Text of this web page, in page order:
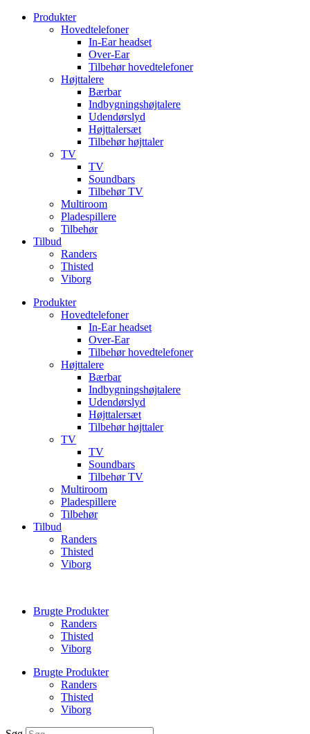
VidereProdukter
Hovedtelefoner
In-Ear headset
Over-Ear
Tilbehør hovedtelefoner
Højttalere
Bærbar
Indbygningshøjtalere
Udendørslyd
Højttalersæt
Tilbehør højttaler
TV
TV
Soundbars
Tilbehør TV
Multiroom
Pladespillere
Tilbehør
Tilbud
Randers
Thisted
Viborg
Produkter
Hovedtelefoner
In-Ear headset
Over-Ear
Tilbehør hovedtelefoner
Højttalere
Bærbar
Indbygningshøjtalere
Udendørslyd
Højttalersæt
Tilbehør højttaler
TV
TV
Soundbars
Tilbehør TV
Multiroom
Pladespillere
Tilbehør
Tilbud
Randers
Thisted
Viborg
Brugte Produkter
Randers
Thisted
Viborg
Brugte Produkter
Randers
Thisted
Viborg